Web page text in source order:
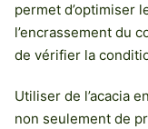
permet d’optimiser
l’encrassement du
de vérifier la
Utiliser de l’acacia
non seulement de